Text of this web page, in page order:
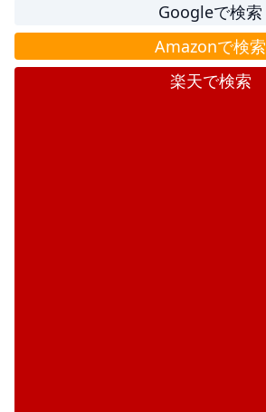
Googleで検索
Amazonで検索
楽天で検索